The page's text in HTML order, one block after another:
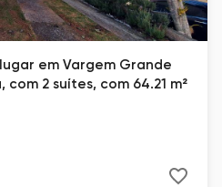
em Vargem Grande
2 suítes, com 64.21 m²